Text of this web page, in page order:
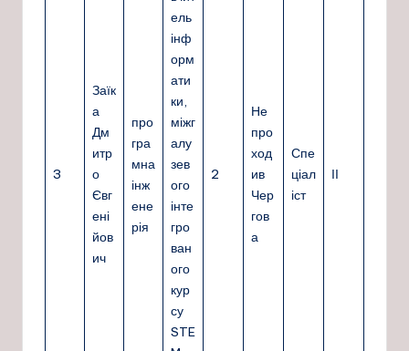
3
Заїк
а
Дм
итр
о
Євг
ені
йов
ич
про
гра
мна
інж
ене
рія
ель
інф
орм
ати
ки,
міжг
алу
зев
ого
інте
гро
ван
ого
кур
су
STE
2
Не
про
ход
ив
Чер
гов
а
Спе
ціал
іст
ІІ